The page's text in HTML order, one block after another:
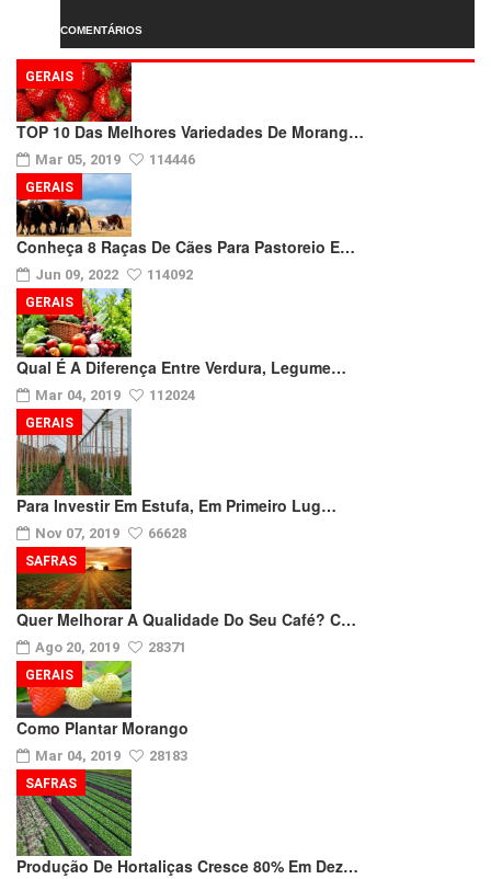
COMENTÁRIOS
TOP 10 Das Melhores Variedades De Morang…
Mar 05, 2019 114446
GERAIS
Conheça 8 Raças De Cães Para Pastoreio E…
Jun 09, 2022 114092
GERAIS
Qual É A Diferença Entre Verdura, Legume…
Mar 04, 2019 112024
GERAIS
Para Investir Em Estufa, Em Primeiro Lug…
Nov 07, 2019 66628
GERAIS
Quer Melhorar A Qualidade Do Seu Café? C…
Ago 20, 2019 28371
SAFRAS
Como Plantar Morango
Mar 04, 2019 28183
GERAIS
Produção De Hortaliças Cresce 80% Em Dez…
SAFRAS